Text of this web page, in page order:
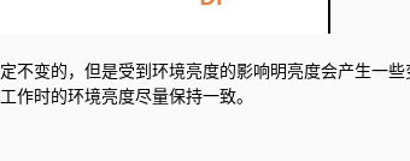
不变的，但是受到环境亮度的影响明亮度会产生一些
作时的环境亮度尽量保持一致。